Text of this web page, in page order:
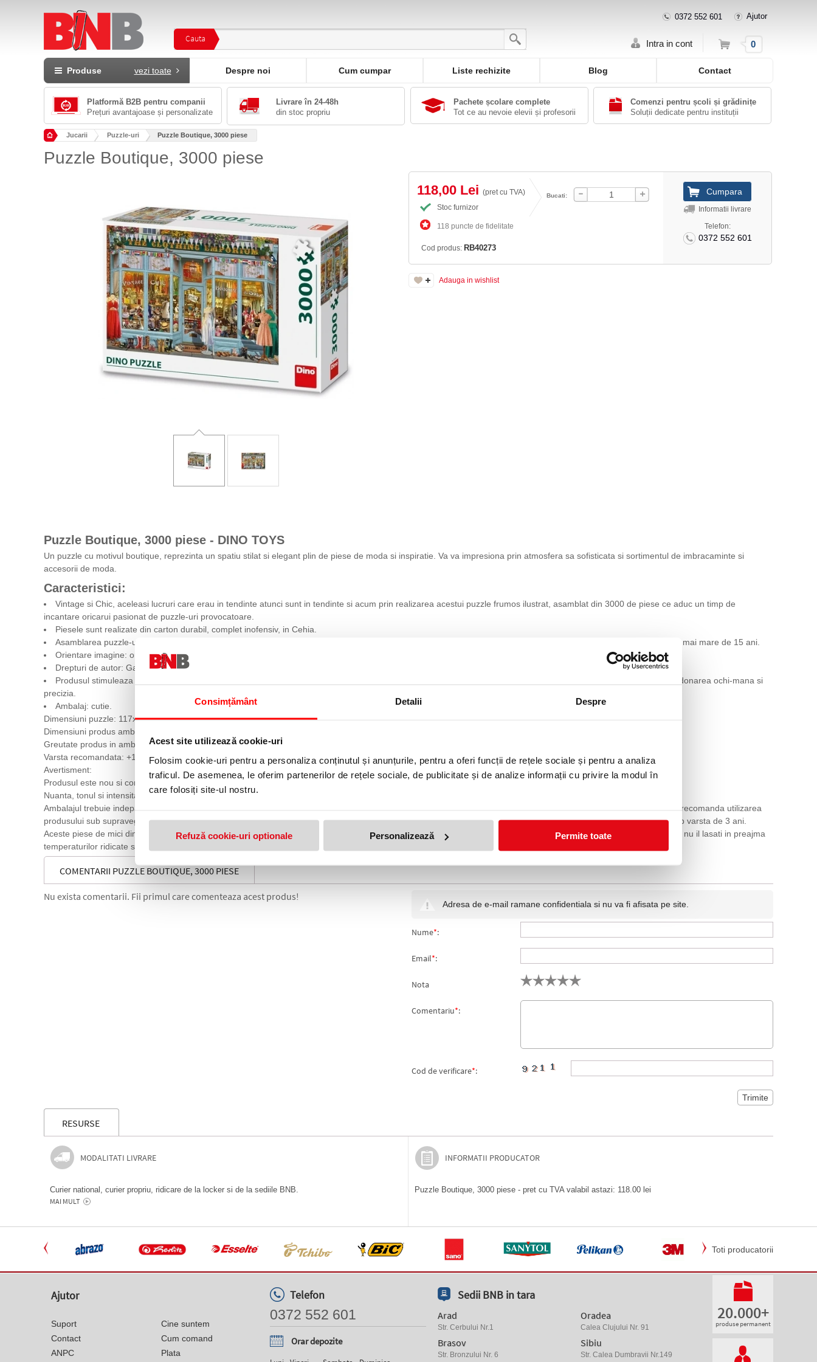
Consimțământ Detalii Despre
Acest site utilizează cookie-uri
Folosim cookie-uri pentru a personaliza conținutul și anunțurile, pentru a oferi funcții de rețele sociale și pentru a analiza
traficul. De asemenea, le oferim partenerilor de rețele sociale, de publicitate și de analize informații cu privire la modul în
care folosiți site-ul nostru.
Refuză cookie-uri optionale Personalizează Permite toate
Cauta
0372 552 601 Ajutor
Intra in cont Cos 0
Produse vezi toate Despre noi Cum cumpar Liste rechizite Blog Contact
Platformă B2B pentru companii
Prețuri avantajoase și personalizate
Livrare în 24-48h
din stoc propriu
Pachete școlare complete
Tot ce au nevoie elevii și profesorii
Comenzi pentru școli și grădinițe
Soluții dedicate pentru instituții
Jucarii Puzzle-uri Puzzle Boutique, 3000 piese
Puzzle Boutique, 3000 piese
118,00 Lei (pret cu TVA)
Stoc furnizor
118 puncte de fidelitate
Bucati:
Cod produs: RB40273
Informatii livrare
Telefon:
0372 552 601
Adauga in wishlist
Puzzle Boutique, 3000 piese - DINO TOYS
Un puzzle cu motivul boutique, reprezinta un spatiu stilat si elegant plin de piese de moda si inspiratie. Va va impresiona prin atmosfera sa sofisticata si sortimentul de imbracaminte si
accesorii de moda.
Caracteristici:
Vintage si Chic, aceleasi lucruri care erau in tendinte atunci sunt in tendinte si acum prin realizarea acestui puzzle frumos ilustrat, asamblat din 3000 de piese ce aduc un timp de
incantare oricarui pasionat de puzzle-uri provocatoare.
Piesele sunt realizate din carton durabil, complet inofensiv, in Cehia.
Asamblarea puzzle-ului este o activitate populara si distractiva atat pentru copii cat si pentru adulti, iar acest puzzle DINO este potrivit pentru toata lumea cu varsta mai mare de 15 ani.
Orientare imagine: orizontala.
Drepturi de autor: Garry Walton.www.mglart.com.
Produsul stimuleaza abilitatile de potrivire si recunoastere vizuala, fiind un joc educativ. De asemenea, dezvolta atentia, memoria, concentrarea, creativitatea, coordonarea ochi-mana si
precizia.
Ambalaj: cutie.
Dimensiuni puzzle: 117x84 cm
Dimensiuni produs ambalaj: 30x43x11 cm
Greutate produs in ambalaj: 1.920 kg
Varsta recomandata: +15 ani
Avertisment:
Produsul este nou si comercializat in ambalajul original al producatorului. Imaginile de pe acest site au caracter informativ.
Nuanta, tonul si intensitatea culorii pot varia in functie de monitor.
Ambalajul trebuie indepartat, recuperat si aruncat de catre un adult inainte de a se da spre utilizare copilului. Nu lasati ambalajele produselor la indemana copiilor. Se recomanda utilizarea
produsului sub supravegherea unui adult. Verificati periodic integritatea, iar daca au aparut deteriorari nu mai utilizati produsul. Nu dati jucarii cu piese mici copiiilor sub varsta de 3 ani.
Aceste piese de mici dimensiuni prezinta pericol de inghitire si sufocare. Pastrati instructiunile si etichetele pentru referinte viitoare. Pastrati produsul departe de foc, si nu il lasati in preajma
temperaturilor ridicate si a umiditatii. Datorita masurarii manuale a produsului poate exista o diferenta minora fata de dimensiunea reala a produsului.
COMENTARII PUZZLE BOUTIQUE, 3000 PIESE
Nu exista comentarii. Fii primul care comenteaza acest produs!
Adresa de e-mail ramane confidentiala si nu va fi afisata pe site.
Nume*:
Email*:
Nota
Comentariu*:
Cod de verificare*:
RESURSE
MODALITATI LIVRARE
Curier national, curier propriu, ridicare de la locker si de la sediile BNB.
MAI MULT
INFORMATII PRODUCATOR
Puzzle Boutique, 3000 piese - pret cu TVA valabil astazi: 118.00 lei
Toti producatorii
Ajutor
Suport
Contact
ANPC
Cine suntem
Cum comand
Plata
Telefon
0372 552 601
Orar depozite
Sedii BNB in tara
Arad
Str. Cerbului Nr.1
Brasov
Str. Bronzului Nr. 6
Oradea
Calea Clujului Nr. 91
Sibiu
Str. Calea Dumbravii Nr.149
20.000+
produse permanent